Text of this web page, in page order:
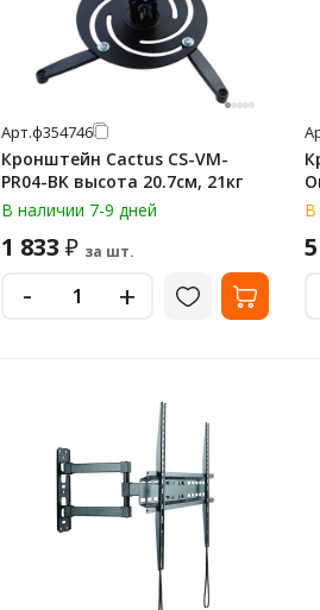
Арт.ф354746
Кронштейн Cactus CS-VM-
PR04-BK высота 20.7см, 21кг
В наличии 7-9 дней
1 833 ₽ за шт.
- +
В